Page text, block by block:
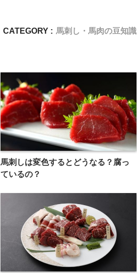
CATEGORY : 馬刺し・馬肉の豆知識
馬刺しは変色するとどうなる？腐っ
ているの？